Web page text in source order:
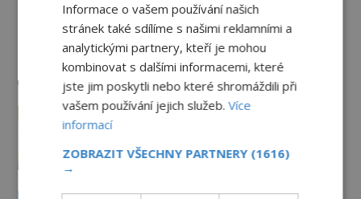
Ztracený hrob svatého Mikuláše:
Tajná výprava, která odnesla
nejslavnější relikvii do Itálie
Kam zmizely ostatky světců?
dodnes budí úžas
Informace o vašem používání našich
stránek také sdílíme s našimi reklamními a
analytickými partnery, kteří je mohou
kombinovat s dalšími informacemi, které
jste jim poskytli nebo které shromáždili při
vašem používání jejich služeb.Více
informací
ZOBRAZIT VŠECHNY PARTNERY (1616)
→